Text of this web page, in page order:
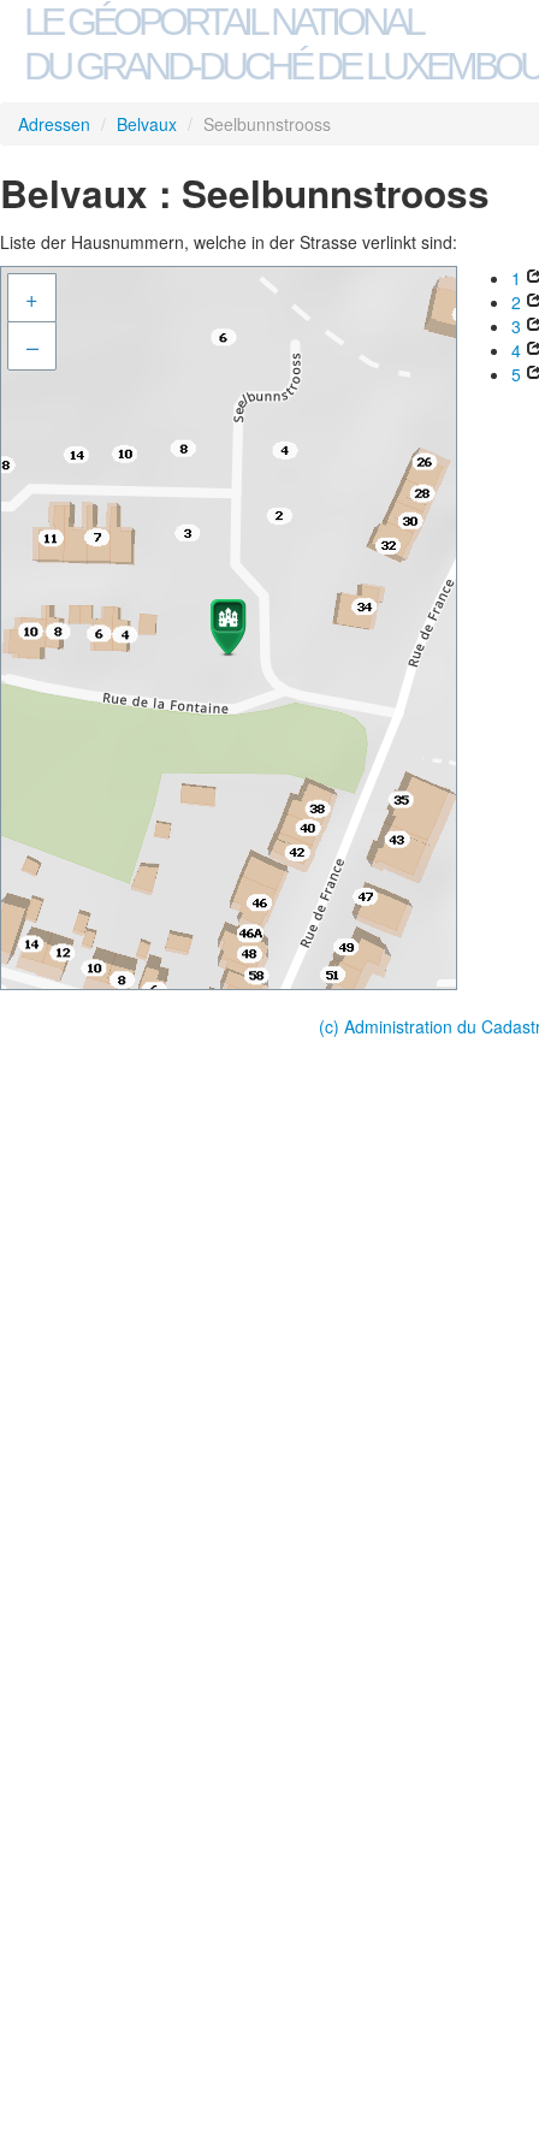
LE GÉOPORTAIL NATIONAL
DU GRAND-DUCHÉ DE
Adressen / Belvaux / Seelbunnstrooss
Belvaux : Seelbunnstrooss
Liste der Hausnummern, welche in der Strasse verlinkt sind:
+
–
1
2
3
4
5
(c) Administration du